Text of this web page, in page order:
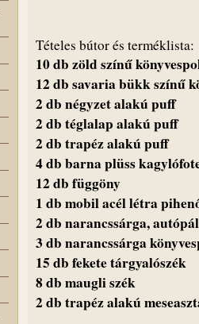
Tételes bútor és terméklista:
10 db zöld színű
12 db savaria bükk színű
2 db négyzet alakú puff
2 db téglalap alakú puff
2 db trapéz alakú puff
4 db barna plüss
12 db függöny
1 db mobil acél létra
2 db narancssárga,
3 db narancssárga
15 db fekete tárgyalószék
8 db maugli szék
2 db trapéz alakú